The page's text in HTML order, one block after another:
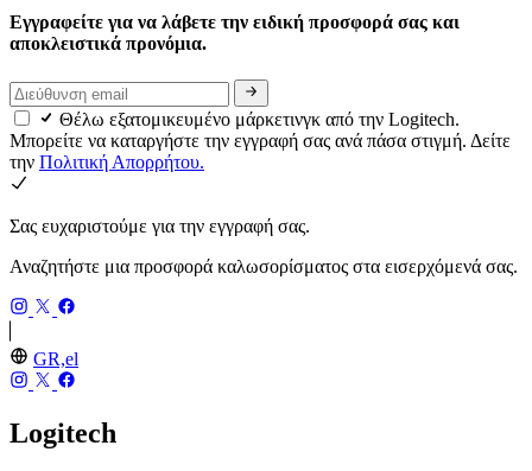
Εγγραφείτε για να λάβετε την ειδική προσφορά σας και
αποκλειστικά προνόμια.
Θέλω εξατομικευμένο μάρκετινγκ από την Logitech.
Μπορείτε να καταργήστε την εγγραφή σας ανά πάσα στιγμή. Δείτε
την Πολιτική Απορρήτου.
Σας ευχαριστούμε για την εγγραφή σας.
Αναζητήστε μια προσφορά καλωσορίσματος στα εισερχόμενά σας.
GR,el
Logitech